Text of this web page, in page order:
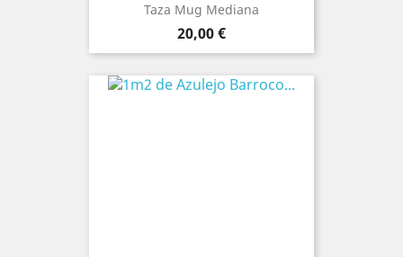
Taza Mug Mediana
Precio
20,00 €